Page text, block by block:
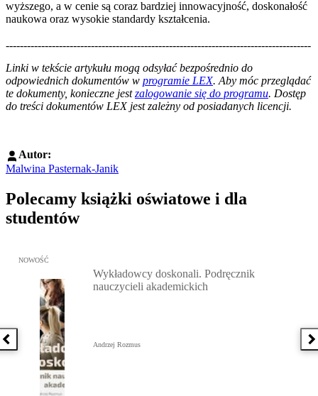
wyższego, a w cenie są coraz bardziej innowacyjność, doskonałość
naukowa oraz wysokie standardy kształcenia.
--------------------------------------------------------------------------------------
Linki w tekście artykułu mogą odsyłać bezpośrednio do
odpowiednich dokumentów w programie LEX. Aby móc przeglądać
te dokumenty, konieczne jestzalogowanie się do programu. Dostęp
do treści dokumentów LEX jest zależny od posiadanych licencji.
Autor:
Malwina Pasternak-Janik
Polecamy książki oświatowe i dla
studentów
Poprzednia książka
Przejdź do: Wykładowcy doskonali. Podręcznik nauczycieli
NOWOŚĆ
Wykładowcy doskonali. Podręcznik
nauczycieli akademickich
Andrzej Rozmus